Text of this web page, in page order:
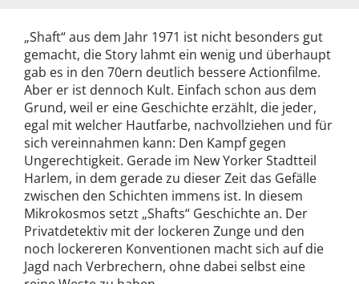
„Shaft“ aus dem Jahr 1971 ist nicht besonders gut
gemacht, die Story lahmt ein wenig und überhaupt
gab es in den 70ern deutlich bessere Actionfilme.
Aber er ist dennoch Kult. Einfach schon aus dem
Grund, weil er eine Geschichte erzählt, die jeder,
egal mit welcher Hautfarbe, nachvollziehen und für
sich vereinnahmen kann: Den Kampf gegen
Ungerechtigkeit. Gerade im New Yorker Stadtteil
Harlem, in dem gerade zu dieser Zeit das Gefälle
zwischen den Schichten immens ist. In diesem
Mikrokosmos setzt „Shafts“ Geschichte an. Der
Privatdetektiv mit der lockeren Zunge und den
noch lockereren Konventionen macht sich auf die
Jagd nach Verbrechern, ohne dabei selbst eine